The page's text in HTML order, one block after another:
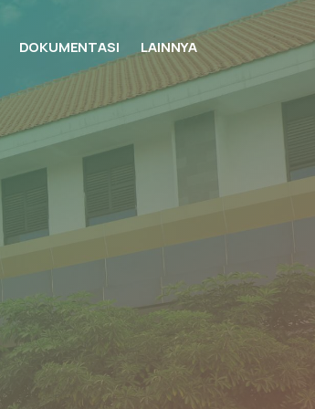
DOKUMENTASI LAINNYA